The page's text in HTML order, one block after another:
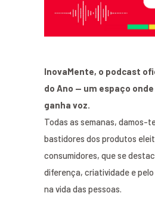
InovaMente, o podcast
do Ano — um espaço
ganha voz.
Todas as semanas, damos-
bastidores dos produtos
consumidores, que se
diferença, criatividade e
na vida das pessoas.